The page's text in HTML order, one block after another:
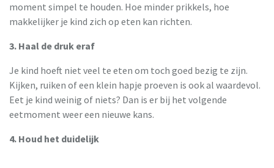
moment simpel te houden. Hoe minder prikkels, hoe
makkelijker je kind zich op eten kan richten.
3. Haal de druk eraf
Je kind hoeft niet veel te eten om toch goed bezig te zijn.
Kijken, ruiken of een klein hapje proeven is ook al waardevol.
Eet je kind weinig of niets? Dan is er bij het volgende
eetmoment weer een nieuwe kans.
4. Houd het duidelijk